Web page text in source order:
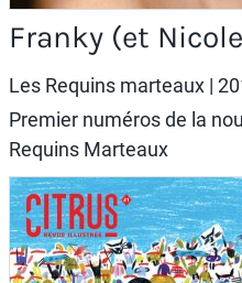
Franky (et
Les Requins marteaux |
Premier numéros de la
Requins Marteaux